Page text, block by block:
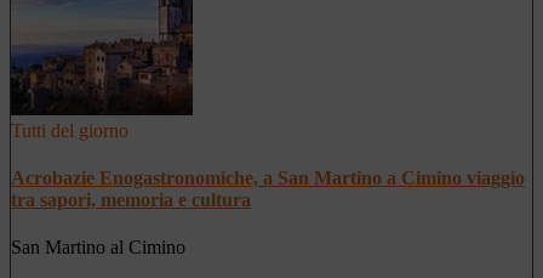
Tutti del giorno
Acrobazie Enogastronomiche, a San Martino a Cimino viaggio
tra sapori, memoria e cultura
San Martino al Cimino